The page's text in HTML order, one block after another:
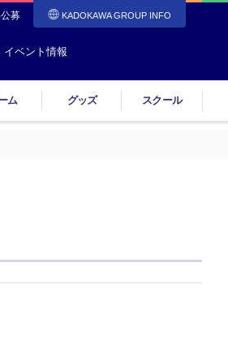
募 KADOKAWA GROUP INFO
イベント情報
ム グッズ スクール